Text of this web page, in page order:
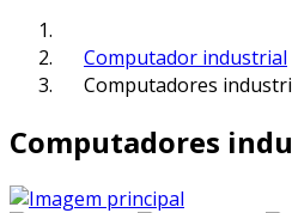
Computador industrial
Computadores
Computadores